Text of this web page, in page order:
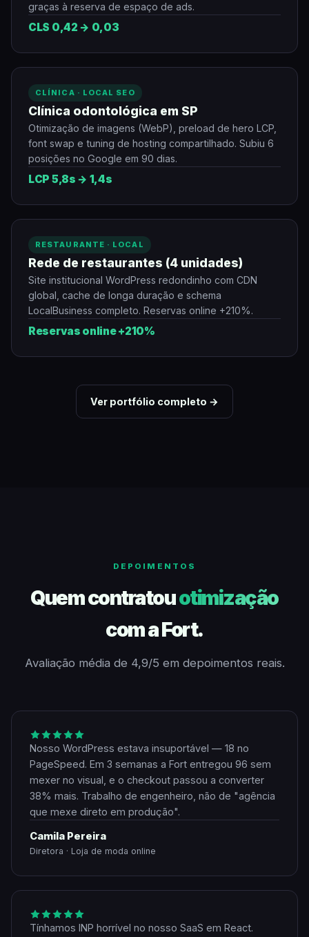
graças à reserva de espaço de ads.
CLS 0,42 → 0,03
CLÍNICA · LOCAL SEO
Clínica odontológica em SP
Otimização de imagens (WebP), preload de hero LCP,
font swap e tuning de hosting compartilhado. Subiu 6
posições no Google em 90 dias.
LCP 5,8s → 1,4s
RESTAURANTE · LOCAL
Rede de restaurantes (4 unidades)
Site institucional WordPress redondinho com CDN
global, cache de longa duração e schema
LocalBusiness completo. Reservas online +210%.
Reservas online +210%
Ver portfólio completo →
DEPOIMENTOS
Quem contratouotimização
com a Fort.
Avaliação média de 4,9/5 em depoimentos reais.
Nosso WordPress estava insuportável — 18 no
PageSpeed. Em 3 semanas a Fort entregou 96 sem
mexer no visual, e o checkout passou a converter
38% mais. Trabalho de engenheiro, não de "agência
que mexe direto em produção".
Camila Pereira
Diretora · Loja de moda online
Tínhamos INP horrível no nosso SaaS em React.